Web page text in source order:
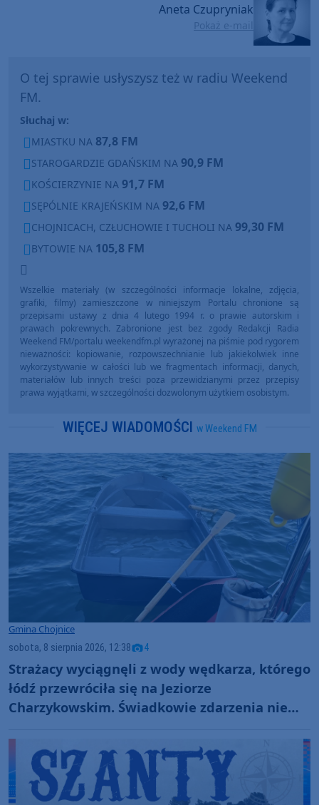
Aneta Czupryniak
Pokaż e-mail
O tej sprawie usłyszysz też w radiu Weekend
FM.
Słuchaj w:
MIASTKU NA 87,8 FM
STAROGARDZIE GDAŃSKIM NA 90,9 FM
KOŚCIERZYNIE NA 91,7 FM
SĘPÓLNIE KRAJEŃSKIM NA 92,6 FM
CHOJNICACH, CZŁUCHOWIE I TUCHOLI NA 99,30 FM
BYTOWIE NA 105,8 FM
Wszelkie materiały (w szczególności informacje lokalne, zdjęcia,
grafiki, filmy) zamieszczone w niniejszym Portalu chronione są
przepisami ustawy z dnia 4 lutego 1994 r. o prawie autorskim i
prawach pokrewnych. Zabronione jest bez zgody Redakcji Radia
Weekend FM/portalu weekendfm.pl wyrażonej na piśmie pod rygorem
nieważności: kopiowanie, rozpowszechnianie lub jakiekolwiek inne
wykorzystywanie w całości lub we fragmentach informacji, danych,
materiałów lub innych treści poza przewidzianymi przez przepisy
prawa wyjątkami, w szczególności dozwolonym użytkiem osobistym.
WIĘCEJ WIADOMOŚCI w Weekend FM
Gmina Chojnice
sobota, 8 sierpnia 2026, 12:38 4
Strażacy wyciągnęli z wody wędkarza, którego
łódź przewróciła się na Jeziorze
Charzykowskim. Świadkowie zdarzenia nie